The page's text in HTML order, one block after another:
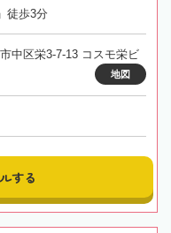
徒歩3分
中区栄3-7-13 コスモ栄ビ
地図
する